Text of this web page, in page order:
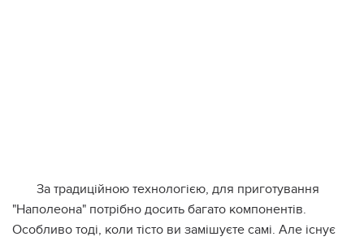
За традиційною технологією, для приготування
"Наполеона" потрібно досить багато компонентів.
Особливо тоді, коли тісто ви замішуєте самі. Але існує